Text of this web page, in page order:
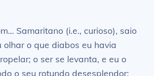
Samaritano (i.e., curioso), saio
olhar o que diabos eu havia
o ser se levanta, e eu o
o seu rotundo desesplendor;